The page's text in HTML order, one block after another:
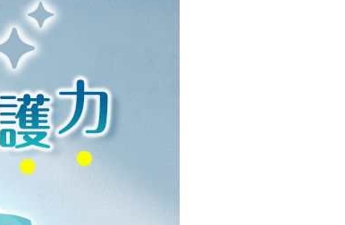
先徵得法定代理人或監護人之同意方可使用
未經同意申辦者引起之損失，本公司不負相關責
付」時，將依據個別帳號之用戶狀況，依本公司
額度；若仍有額度不足之情形，本公司將視審查
證。
號或使用他人資訊註冊。若發現惡意使用之情
司將有權停止該用戶之使用額度並採取法律行